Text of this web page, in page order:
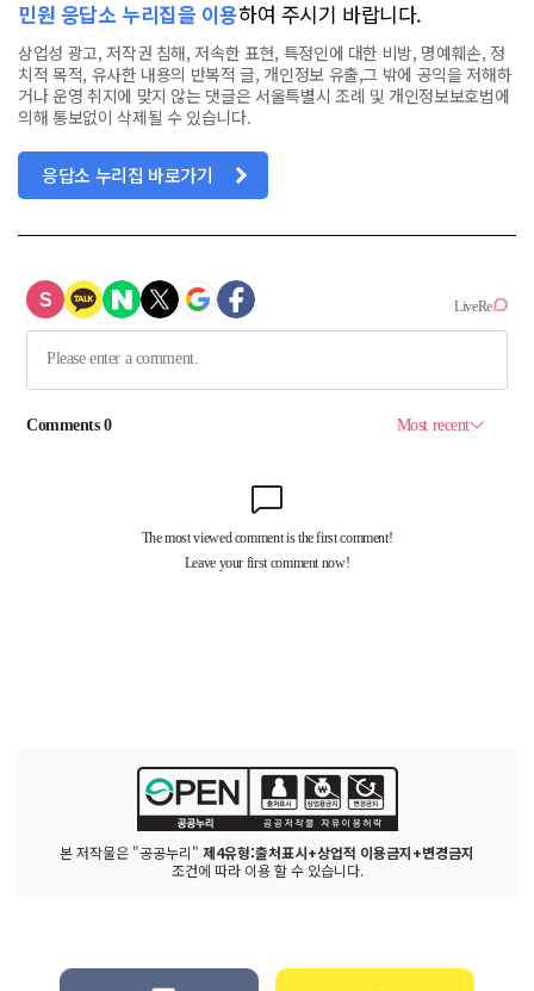
민원 응답소 누리집을 이용하여 주시기 바랍니다.
상업성 광고, 저작권 침해, 저속한 표현, 특정인에 대한 비방, 명예훼손, 정
치적 목적, 유사한 내용의 반복적 글, 개인정보 유출,그 밖에 공익을 저해하
거나 운영 취지에 맞지 않는 댓글은 서울특별시 조례 및 개인정보보호법에
의해 통보없이 삭제될 수 있습니다.
응답소 누리집 바로가기
본 저작물은 "공공누리" 제4유형:출처표시+상업적 이용금지+변경금지
조건에 따라 이용 할 수 있습니다.